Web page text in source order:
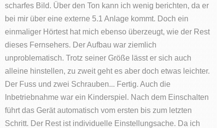
scharfes Bild. Über den Ton kann ich wenig berichten, da er
bei mir über eine externe 5.1 Anlage kommt. Doch ein
einmaliger Hörtest hat mich ebenso überzeugt, wie der Rest
dieses Fernsehers. Der Aufbau war ziemlich
unproblematisch. Trotz seiner Größe lässt er sich auch
alleine hinstellen, zu zweit geht es aber doch etwas leichter.
Der Fuss und zwei Schrauben... Fertig. Auch die
Inbetriebnahme war ein Kinderspiel. Nach dem Einschalten
führt das Gerät automatisch vom ersten bis zum letzten
Schritt. Der Rest ist individuelle Einstellungsache. Da ich